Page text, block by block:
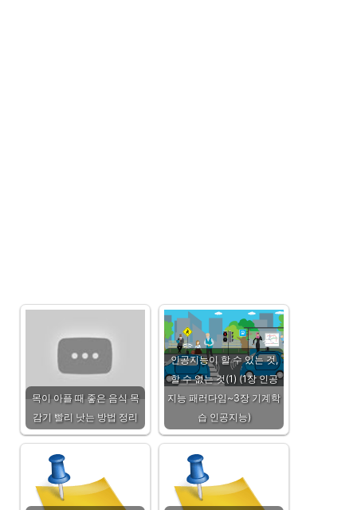
목이 아플 때 좋은 음식 목
감기 빨리 낫는 방법 정리
인공지능이 할 수 있는 것,
할 수 없는 것(1) (1장 인공
지능 패러다임~3장 기계학
습 인공지능)